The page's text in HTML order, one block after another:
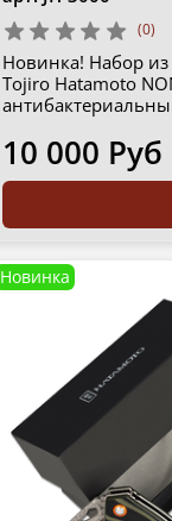
(0)
Новинка! Набор из
Tojiro Hatamoto
10 000 Руб
Новинка